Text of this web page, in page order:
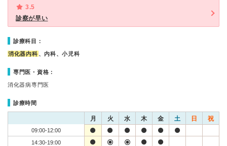
3.5
診察が早い
診療科目：
消化器内科 、内科、小児科
専門医・資格：
消化器病専門医
診療時間
月 火 水 木 金 土 日 祝
09:00-12:00
14:30-19:00